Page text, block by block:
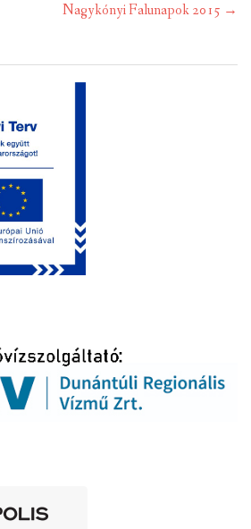
Nagykónyi Falunapok 2015 →